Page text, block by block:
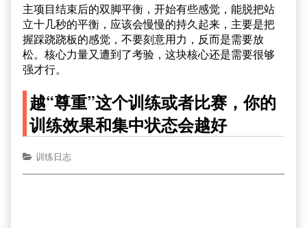
主项目结束后的双脚平衡，开始有些感觉，能脱把站
立十几秒的平衡，应该会慢慢的持久起来，主要是把
握踩跷跷板的感觉，不要刻意用力，反而是需要放
松。核心力量又遭到了考验，这块核心还是需要很够
强才行。
越“尊重”这个训练或者比赛，你的
训练效果和集中状态会越好
训练日志